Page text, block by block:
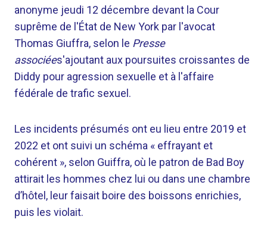
anonyme jeudi 12 décembre devant la Cour
suprême de l'État de New York par l'avocat
Thomas Giuffra, selon le Presse
associées'ajoutant aux poursuites croissantes de
Diddy pour agression sexuelle et à l'affaire
fédérale de trafic sexuel.
Les incidents présumés ont eu lieu entre 2019 et
2022 et ont suivi un schéma « effrayant et
cohérent », selon Guiffra, où le patron de Bad Boy
attirait les hommes chez lui ou dans une chambre
d’hôtel, leur faisait boire des boissons enrichies,
puis les violait.